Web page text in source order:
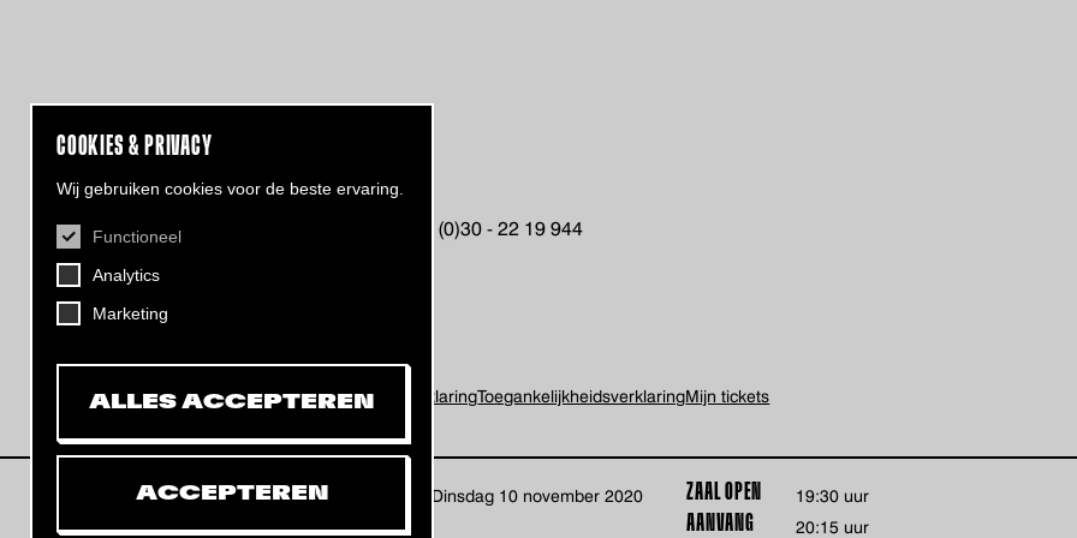
COOKIES & PRIVACY
Wij gebruiken cookies voor de beste ervaring.
Functioneel
Analytics
Marketing
ALLES ACCEPTEREN
ACCEPTERENDATUM dinsdag 10 november 2020 ZAAL OPEN 19:30 uur
AANVANG 20:15 uur
CONTACT
Helling 7, 3523 CB Utrecht
+31 (0)30 - 22 19 944
Algemene voorwaardenPrivacy verklaringToegankelijkheids­verklaringMijn tickets